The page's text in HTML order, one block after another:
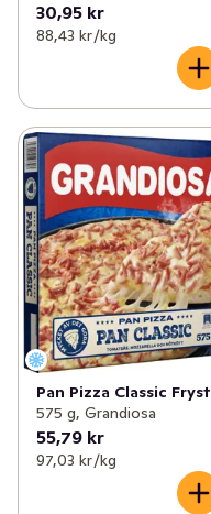
30,95 kr
88,43 kr /kg
Pan Pizza Classic Fryst
575 g, Grandiosa
55,79 kr
97,03 kr /kg